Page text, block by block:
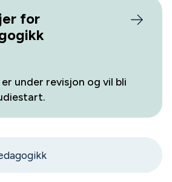
for
under revisjon og vil bli